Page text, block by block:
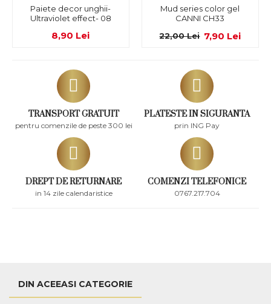
TRANSPORT GRATUIT
pentru comenzile de peste 300 lei
PLATESTE IN SIGURANTA
prin ING Pay
DREPT DE RETURNARE
in 14 zile calendaristice
COMENZI TELEFONICE
0767.217.704
Paiete decor unghii-
Ultraviolet effect- 08
8,90 Lei
Mud series color gel
CANNI CH33
7,90 Lei
22,00 Lei
DIN ACEEASI CATEGORIE